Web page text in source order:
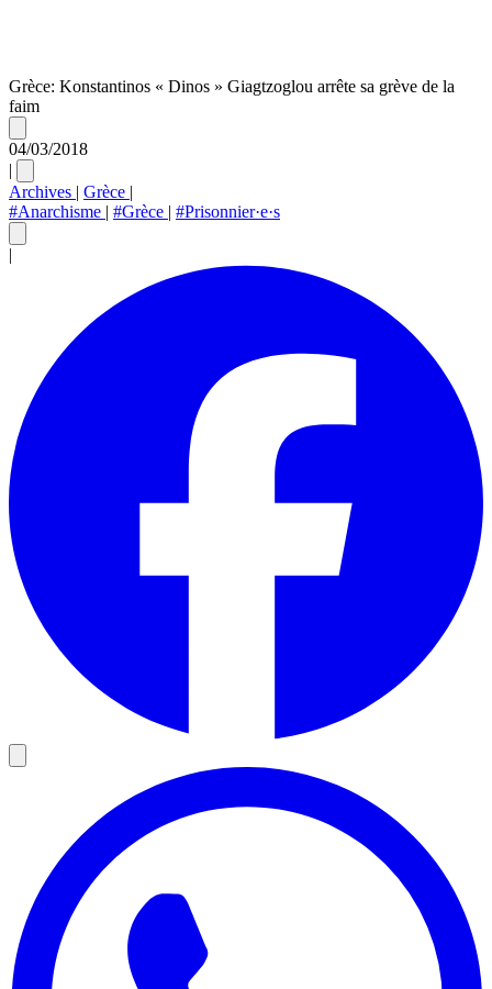
Grèce: Konstantinos « Dinos » Giagtzoglou arrête sa grève de la
faim
04/03/2018
|
Archives | Grèce |
#Anarchisme | #Grèce | #Prisonnier·e·s
|